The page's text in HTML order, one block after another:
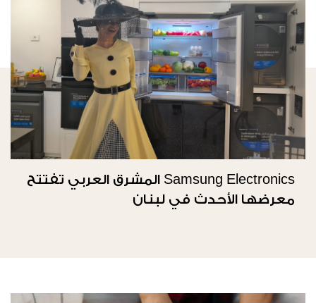
Samsung Electronics المشرق العربي تفتتح
معرضها الأحدث في لبنان